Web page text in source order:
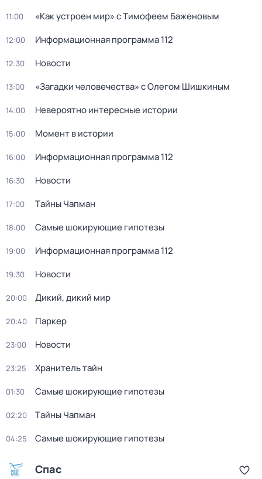
11:00 «Как устроен мир» с Тимофеем Баженовым
12:00 Информационная программа 112
12:30 Новости
13:00 «Загадки человечества» с Олегом Шишкиным
14:00 Невероятно интересные истории
15:00 Момент в истории
16:00 Информационная программа 112
16:30 Новости
17:00 Тaйны Чапман
18:00 Самые шoкиpующие гипотезы
19:00 Информационная программа 112
19:30 Новости
20:00 Дикий, дикий мир
20:40 Паркер
23:00 Новости
23:25 Хранитель тайн
01:30 Самые шoкиpующие гипотезы
02:20 Тaйны Чапман
04:25 Самые шoкиpующие гипотезы
Спас